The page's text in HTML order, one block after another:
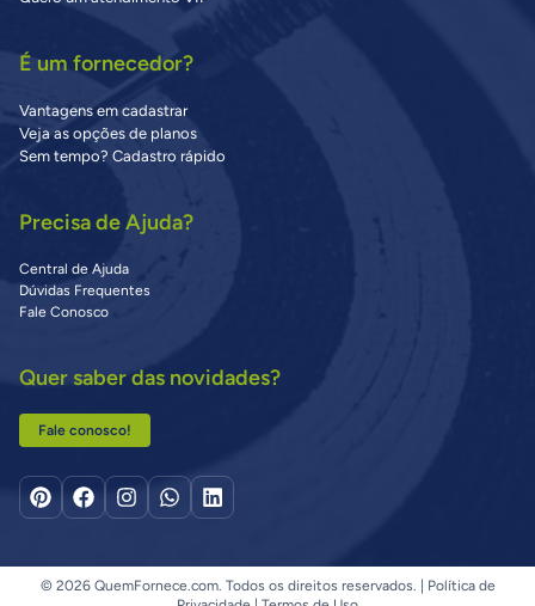
É um fornecedor?
Vantagens em cadastrar
Veja as opções de planos
Sem tempo? Cadastro rápido
Precisa de Ajuda?
Central de Ajuda
Dúvidas Frequentes
Fale Conosco
Quer saber das novidades?
Fale conosco!
© 2026 QuemFornece.com. Todos os direitos reservados. |
Política de